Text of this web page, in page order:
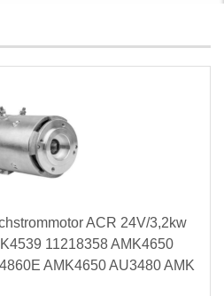
ACR 24V/3,2kw
11218358 AMK4650
AMK4650 AU3480 AMK